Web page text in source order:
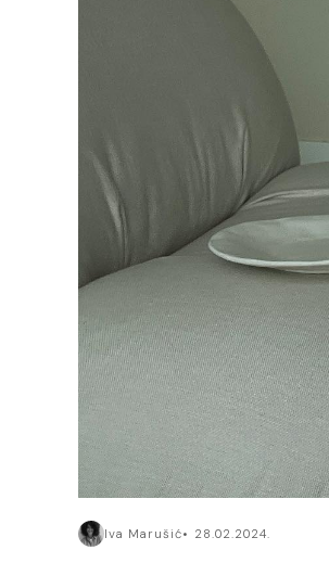
Iva Marušić 28.02.2024.